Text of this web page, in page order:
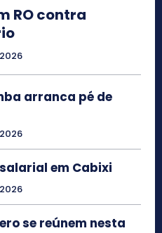
RO contra
arranca pé de
em Cabixi
se reúnem nesta